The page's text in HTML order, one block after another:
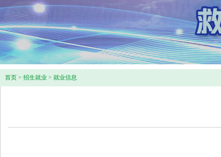
首页 > 招生就业 > 就业信息